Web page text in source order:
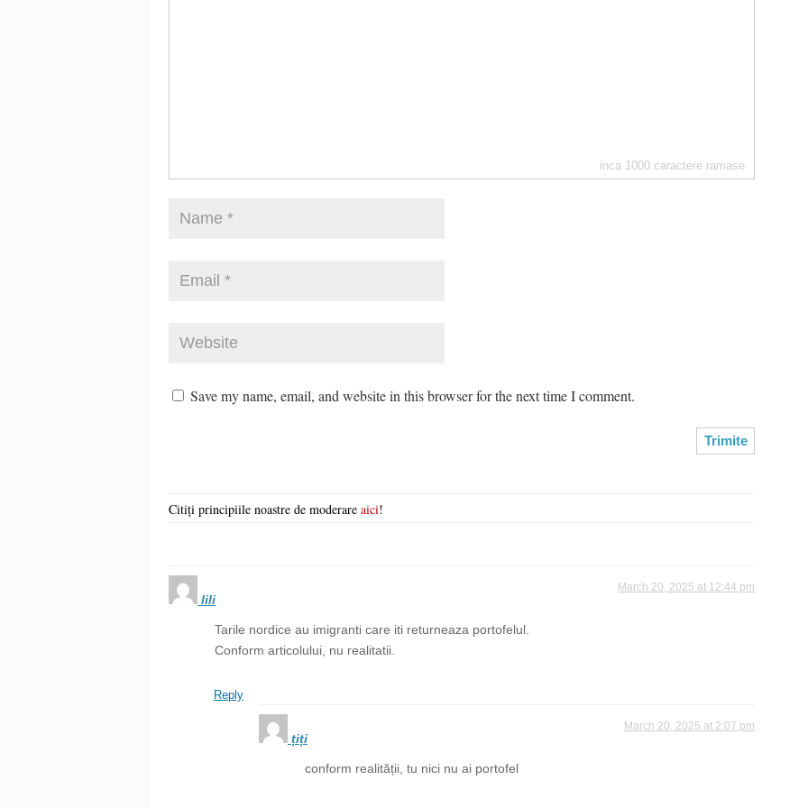
inca 1000 caractere ramase
Save my name, email, and website in this browser for the next time I comment.
Citiți principiile noastre de moderare aici!
lili
March 20, 2025 at 12:44 pm
Tarile nordice au imigranti care iti returneaza portofelul.
Conform articolului, nu realitatii.
Reply
țiți
March 20, 2025 at 2:07 pm
conform realității, tu nici nu ai portofel